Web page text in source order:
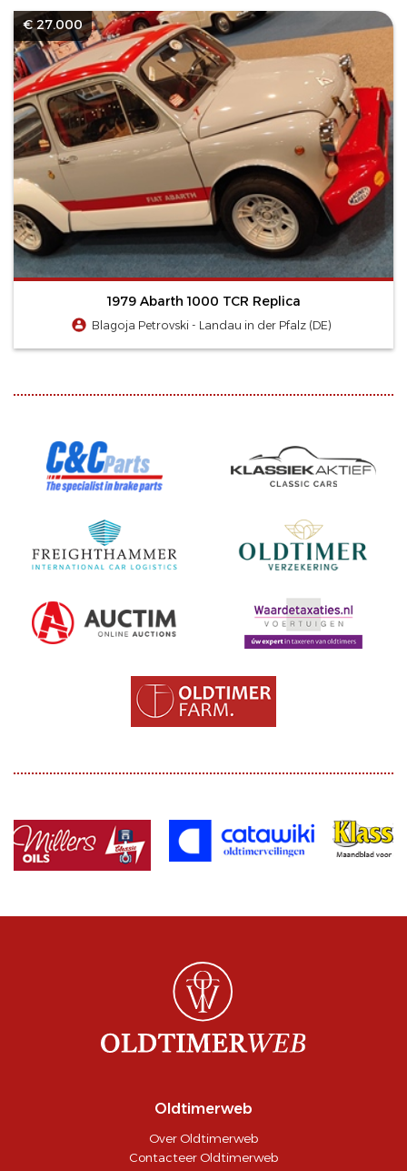
€ 27.000
1979 Abarth 1000 TCR Replica
Blagoja Petrovski - Landau in der Pfalz (DE)
Oldtimerweb
Over Oldtimerweb
Contacteer Oldtimerweb